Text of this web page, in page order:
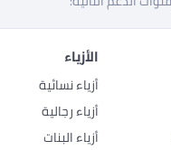
الأزياء
أزياء نسائية
أزياء رجالية
أزياء البنات